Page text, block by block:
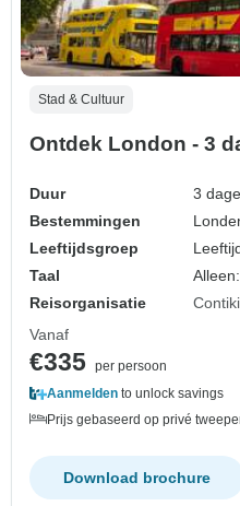
Stad & Cultuur
Ontdek London - 3
Duur
3
Bestemmingen
Leeftijdsgroep
Taal
Reisorganisatie
Contiki
Vanaf
€335 per persoon
Aanmelden to unlock savings
Prijs gebaseerd op privé
Download brochure